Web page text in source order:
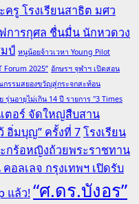
รู โรงเรียนสาธิต มศว
การกุศล ชื่นมื่น นักหวดวง
ป์ หนูน้อยจ้าวเวหา Young Pilot
Forum 2025” อักษรฯ จุฬาฯ เปิดสอน
กรรมสยองขวัญสู่กระจกสะท้อน
นอายุไม่เกิน 14 ปี รายการ "3 Times
ตอร์ จัดใหญ่สืบสาน
อิ่มบุญ” ครั้งที่ 7โรงเรียน
กร้อหญิงถ้วยพระราชทาน
อลเลจ กรุงเทพฯ เปิดรับ
แล้ว!“ศ.ดร.บังอร”